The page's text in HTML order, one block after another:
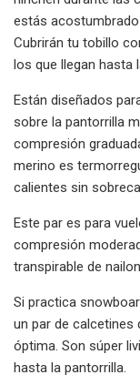
estás
Cubrirán tu tobillo
los que llegan hasta
Están diseñados
sobre la pantorrilla
compresión
merino es
calientes sin
Este par es para
compresión
transpirable de
Si practica
un par de
óptima. Son súper
hasta la pantorrilla.